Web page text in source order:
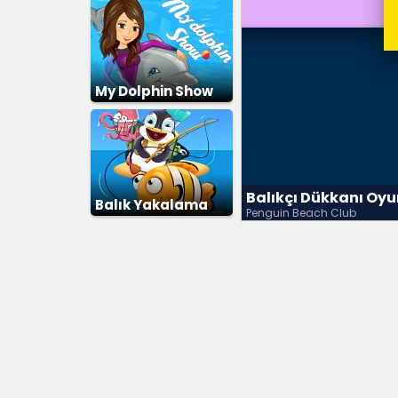
My Dolphin Show
Balık Yakalama Balıkçı Dükkanı
Penguin Beach Club